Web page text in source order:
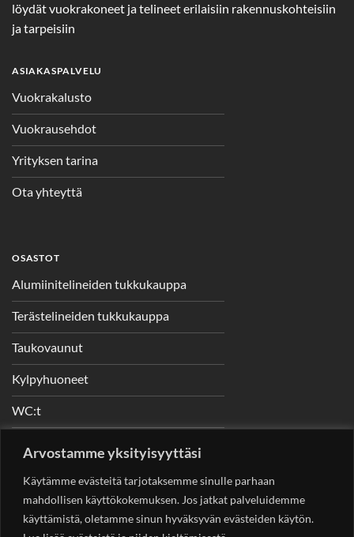
Arvostamme yksityisyyttäsi
Käytämme evästeitä tarjotaksemme sinulle parhaan
mahdollisen käyttökokemuksen. Jos jatkat palveluidemme
käyttämistä, oletamme sinun hyväksyvän evästeiden käytön.
löydät vuokrakoneet ja telineet erilaisiin rakennuskohteisiin
ja tarpeisiin
ASIAKASPALVELU
Vuokrakalusto
Vuokrausehdot
Yrityksen tarina
Ota yhteyttä
OSASTOT
Alumiinitelineiden tukkukauppa
Terästelineiden tukkukauppa
Taukovaunut
Kylpyhuoneet
WC:t
Nostimet